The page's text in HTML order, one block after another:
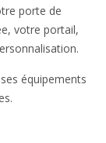
porte de
votre portail,
équipements